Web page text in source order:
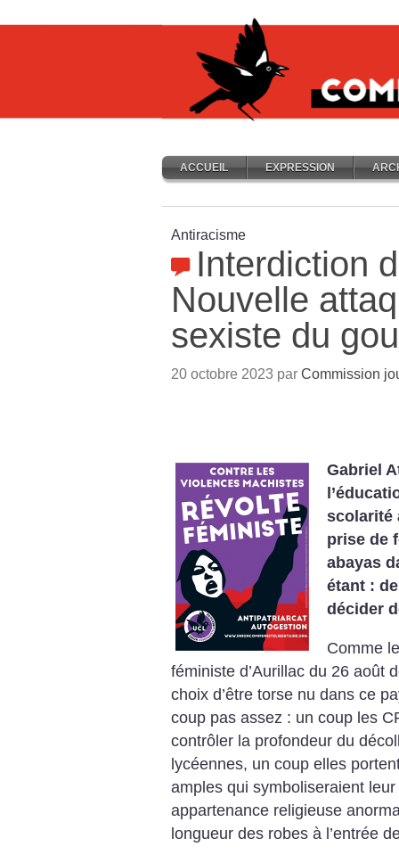
ACCUEIL EXPRESSION
Antiracisme
Interdiction
Nouvelle
sexiste du
20 octobre 2023 par Commission
Gabriel
scolarité
prise de
abayas
étant :
décider
Comme
féministe d’Aurillac du 26 août
choix d’être torse nu dans ce
coup pas assez : un coup les
contrôler la profondeur du
lycéennes, un coup elles
amples qui symboliseraient
appartenance religieuse
longueur des robes à l’entrée